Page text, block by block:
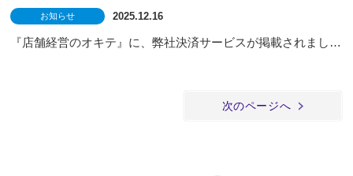
お知らせ 2025.12.16
『店舗経営のオキテ』に、弊社決済サービスが掲載されました。
次のページへ